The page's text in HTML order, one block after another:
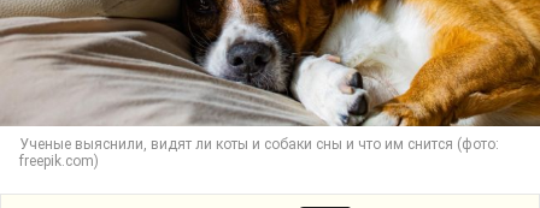
Ученые выяснили, видят ли коты и собаки сны и что им снится (фото:
freepik.com)